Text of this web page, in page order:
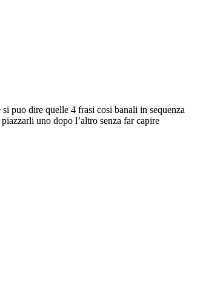
puo dire quelle 4 frasi cosi banali in sequenza
uno dopo l’altro senza far capire